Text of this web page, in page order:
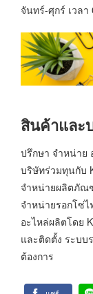
จันทร์-ศุกร์ เวลา
สินค้าและ
ปรึกษา จำหน่าย
บริษัทร่วมทุนกับ
จำหน่ายผลิตภัณ
จำหน่ายรอกโซ่
อะไหล่ผลิตโดย
และติดตั้ง ระบบ
ต้องการ